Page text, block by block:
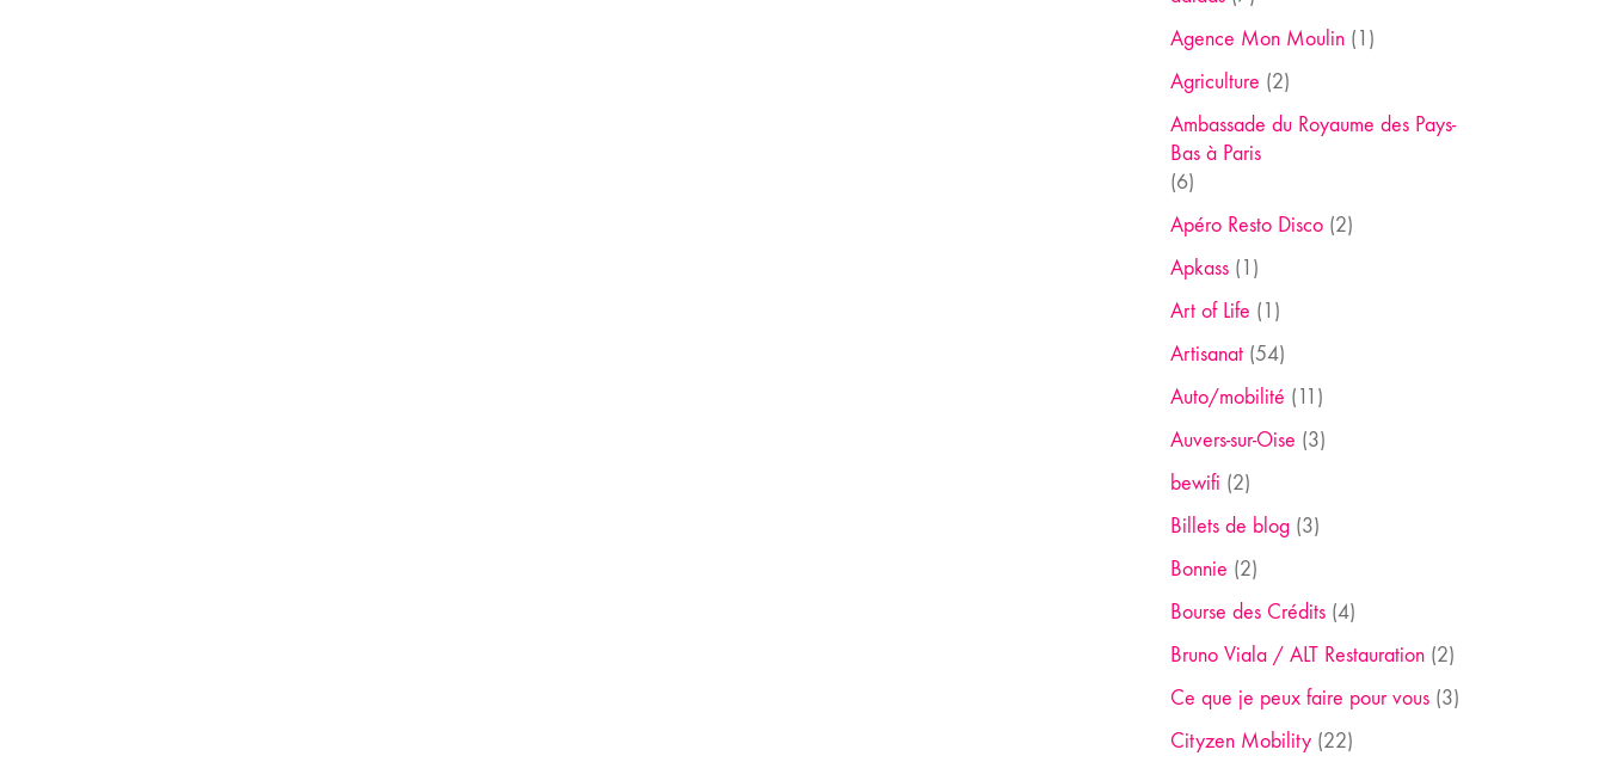
Agence Mon Moulin(1)
Agriculture (2)
Ambassade du Royaume des Pays-
Bas à Paris
(6)
Apéro Resto Disco(2)
Apkass(1)
Art of Life (1)
Artisanat(54)
Auto/mobilité (11)
Auvers-sur-Oise (3)
bewifi (2)
Billets de blog(3)
Bonnie (2)
Bourse des Crédits(4)
Bruno Viala / ALT Restauration(2)
Ce que je peux faire pour vous(3)
Cityzen Mobility(22)